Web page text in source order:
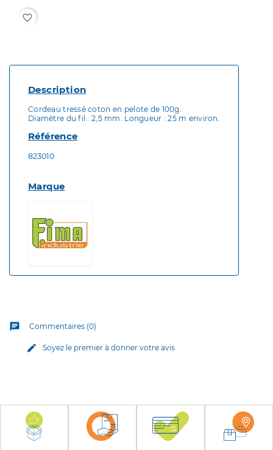
favorite_border
Description
Cordeau tressé coton en pelote de 100g.
Diamètre du fil : 2,5 mm. Longueur : 25 m environ.
Référence
823010
Marque
chat Commentaires (0)
edit Soyez le premier à donner votre avis